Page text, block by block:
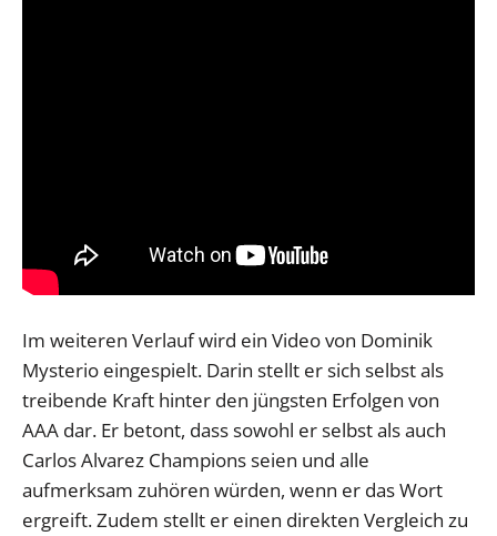
Im weiteren Verlauf wird ein Video von Dominik
Mysterio eingespielt. Darin stellt er sich selbst als
treibende Kraft hinter den jüngsten Erfolgen von
AAA dar. Er betont, dass sowohl er selbst als auch
Carlos Alvarez Champions seien und alle
aufmerksam zuhören würden, wenn er das Wort
ergreift. Zudem stellt er einen direkten Vergleich zu